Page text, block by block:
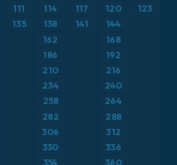
111 114 117 120 123
135 138 141
144
162
168
186
192
210 216
234 240
258
264
282
288
306
312
330 336
354 360